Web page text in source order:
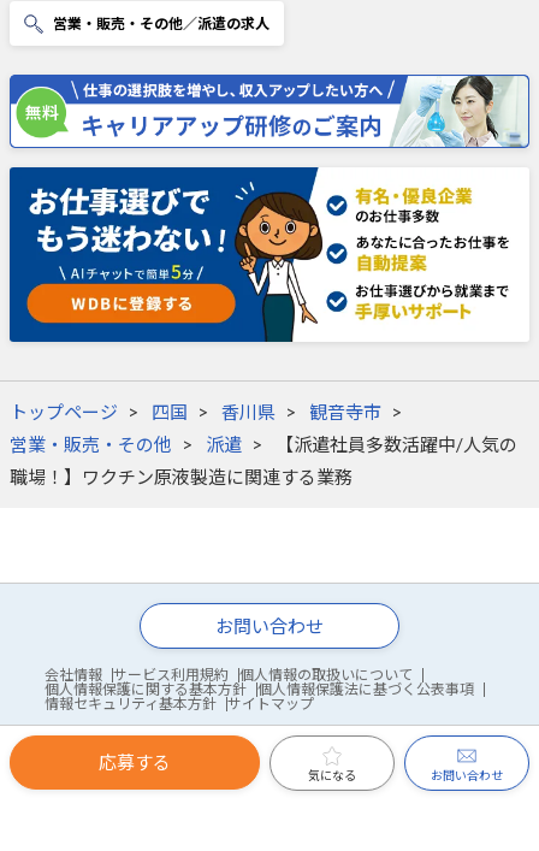
営業・販売・その他／派遣の求人
トップページ 四国 香川県
観音寺市
営業・販売・その他
派遣
【派遣社員多数活躍中/人気の
職場！】ワクチン原液製造に関連する業務
応募する
気になる お問い合わせ
お問い合わせ
会社情報 サービス利用規約
個人情報の取扱いについて
個人情報保護に関する基本方針
個人情報保護法に基づく公表事項
情報セキュリティ基本方針
サイトマップ
© WDB Co., Ltd.